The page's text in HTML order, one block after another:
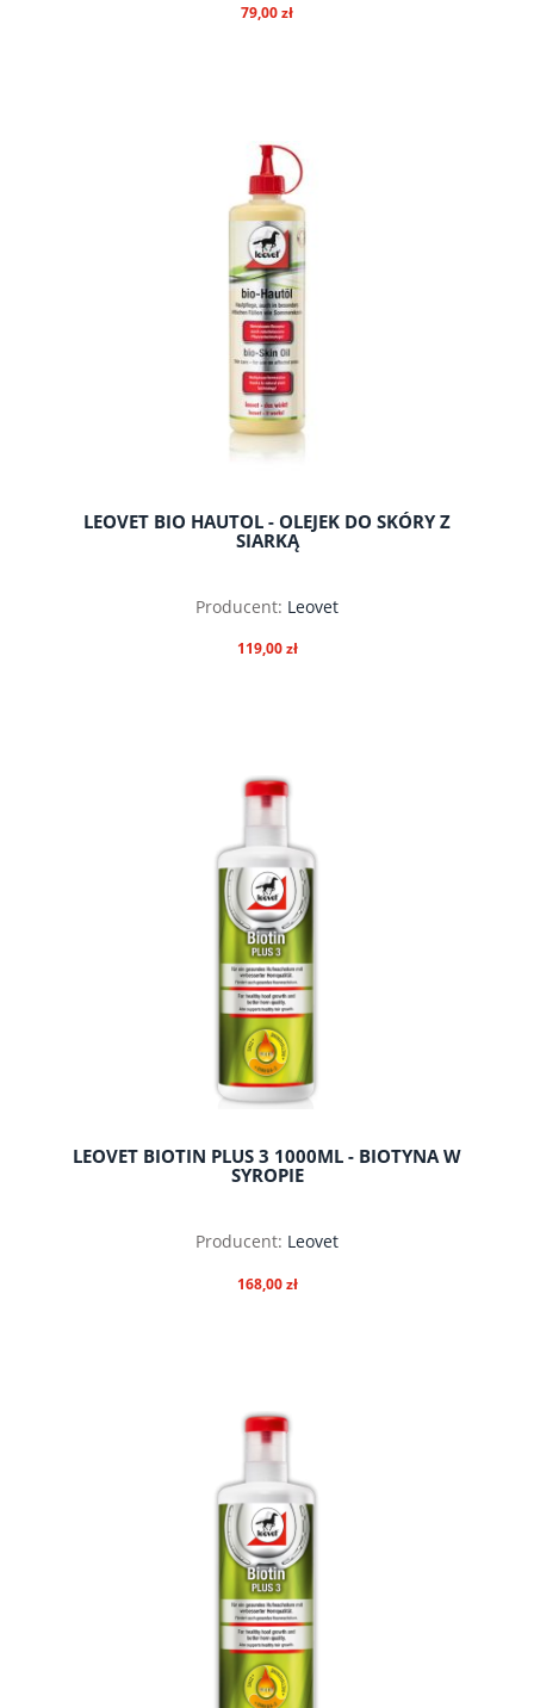
79,00 zł
do koszyka
LEOVET BIO HAUTOL - OLEJEK DO SKÓRY Z
SIARKĄ
Producent: Leovet
119,00 zł
do koszyka
LEOVET BIOTIN PLUS 3 1000ML - BIOTYNA W
SYROPIE
Producent: Leovet
168,00 zł
do koszyka